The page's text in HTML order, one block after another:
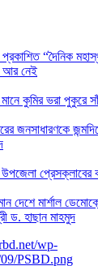
“দৈনিক
আর নেই
মানে কুমির ভরা পুকুরে
জনসাধারণকে
প্রেসক্লাবের
দেশে মার্শাল
ড. হাছান মাহমুদ